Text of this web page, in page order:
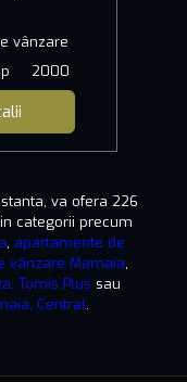
vânzare
2000
va ofera 226
categorii precum
, apartamente de
vânzare Mamaia,
Tomis Plus sau
Central.